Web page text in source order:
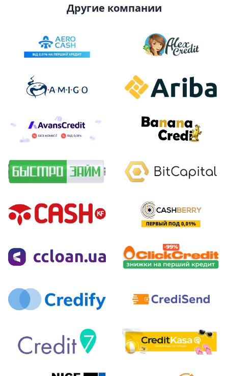
Другие компании